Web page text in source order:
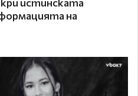
истинската
на